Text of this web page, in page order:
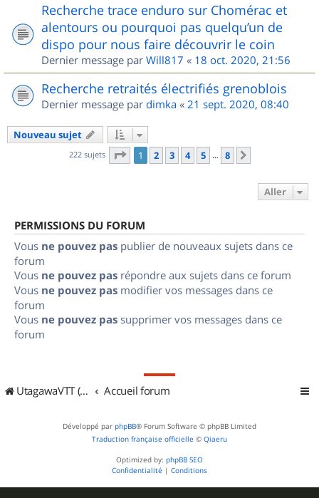
Recherche trace enduro sur Chomérac et
alentours ou pourquoi pas quelqu’un de
dispo pour nous faire découvrir le coin
Dernier message par Will817 « 18 oct. 2020, 21:56
Recherche retraités électrifiés grenoblois
Dernier message par dimka « 21 sept. 2020, 08:40
Nouveau sujet
222 sujets Page 1sur
1 2 3 4 5 … 8
Aller
PERMISSIONS DU FORUM
Vous ne pouvez pas publier de nouveaux sujets dans ce
forum
Vous ne pouvez pas répondre aux sujets dans ce forum
Vous ne pouvez pas modifier vos messages dans ce
forum
Vous ne pouvez pas supprimer vos messages dans ce
forum
UtagawaVTT (Randos VTT et VTTAE avec traces GPS) Accueil forum
Développé par phpBB® Forum Software © phpBB Limited
Traduction française officielle © Qiaeru
Optimized by: phpBB SEO
Confidentialité | Conditions